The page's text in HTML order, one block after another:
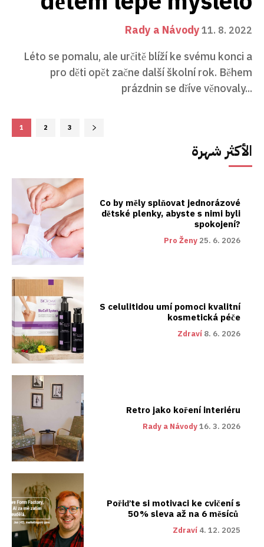
Rady a Návody11. 8. 2022
Léto se pomalu, ale určitě blíží ke svému konci a
pro děti opět začne další školní rok. Během
prázdnin se dříve věnovaly...
1 2 3
الأكثر شهرة
Co by měly splňovat jednorázové
dětské plenky, abyste s nimi byli
spokojení?
Pro Ženy 25. 6. 2026
S celulitidou umí pomoci kvalitní
kosmetická péče
Zdraví 8. 6. 2026
Retro jako koření interiéru
Rady a Návody16. 3. 2026
Pořiďte si motivaci ke cvičení s
50 % sleva až na 6 měsíců
Zdraví 4. 12. 2025